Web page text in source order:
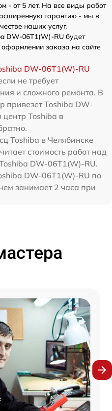
- от 5 лет. На все виды работ
гарантию - мы в
наших услуг.
DW-06T1(W)-RU будет
заказа на сайте
DW-06T1(W)-RU
не требует
и сложного ремонта. В
привезет Toshiba DW-
Toshiba в
Toshiba в Челябинске
стоимость работ над
DW-06T1(W)-RU.
DW-06T1(W)-RU по
занимает 2 часа при